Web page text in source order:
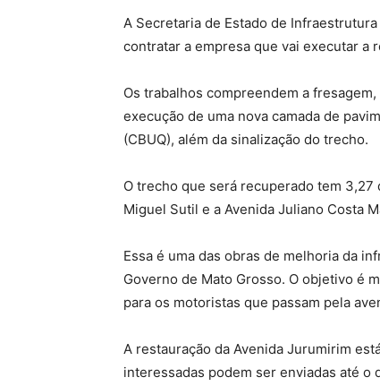
A Secretaria de Estado de
contratar a empresa que vai executar a
Os trabalhos compreendem a
execução de uma nova camada de
(CBUQ), além da sinalização do trecho.
O trecho que será recuperado tem
Miguel Sutil e a Avenida Juliano Costa
Essa é uma das obras de melhoria da
Governo de Mato Grosso. O objetivo é
para os motoristas que passam pela
A restauração da Avenida Jurumirim
interessadas podem ser enviadas até